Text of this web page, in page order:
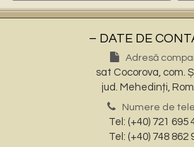
– DATE DE
Adresă
sat Cocorova, com.
jud. Mehedinți,
Numere de
Tel: (+40) 721 695
Tel: (+40) 748 862